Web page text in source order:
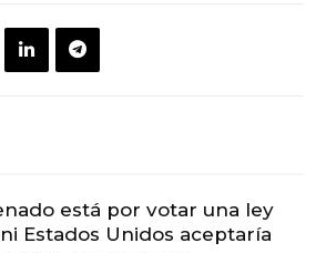
está por votar una ley
Estados Unidos aceptaría